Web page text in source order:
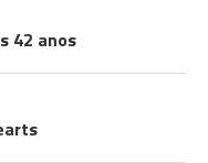
42 anos